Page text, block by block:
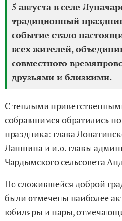
5 августа в селе
традиционный
событие стало
всех жителей,
совместного
друзьями и близкими.
С теплыми
собравшимся обратились
праздника: глава
Лапшина и и.о. главы
Чардымского сельсовета
По сложившейся доброй
были отмечены наиболее
юбиляры и пары,